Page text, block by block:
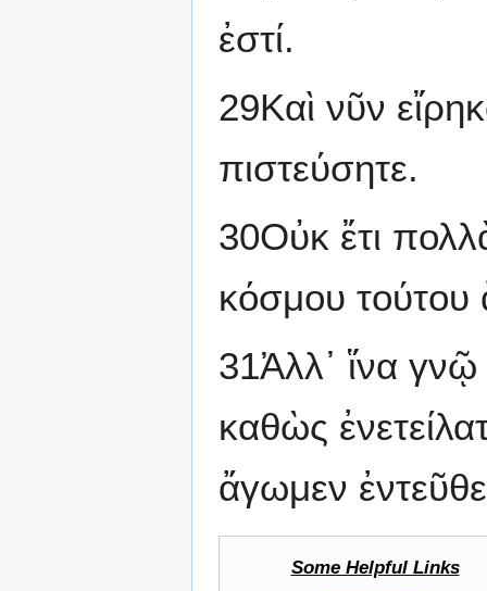
ἐστί.
29Καὶ νῦν
πιστεύσητε.
30Οὐκ ἔτι
κόσμου τούτου
31Ἀλλ᾽ ἵνα
καθὼς
ἄγωμεν
Some Helpful Links